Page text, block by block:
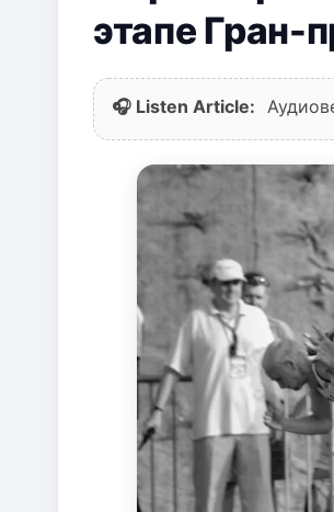
этапе Гран-
🎧 Listen Article: